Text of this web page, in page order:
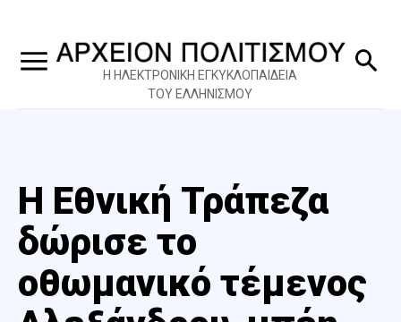
Η ΗΛΕΚΤΡΟΝΙΚΗ ΕΓΚΥΚΛΟΠΑΙΔΕΙΑ
ΤΟΥ ΕΛΛΗΝΙΣΜΟΥ
Η Εθνική Τράπεζα
δώρισε το
οθωμανικό τέμενος